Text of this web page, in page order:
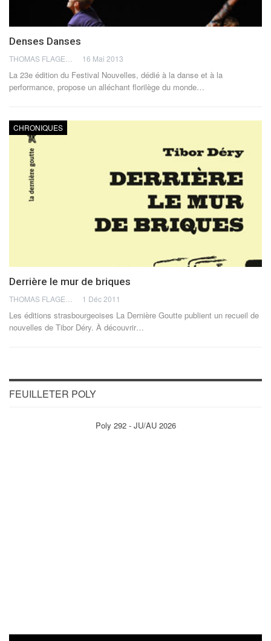
Denses Danses
16 Mai 2013
La 23e édition du Festival Nouvelles, dédié à la danse et à la
performance, propose un alléchant florilège du monde…
CHRONIQUES
Derrière le mur de briques
1 Déc 2011
Les éditions strasbourgeoises La Dernière Goutte publient un recueil de
nouvelles de Tibor Déry. À découvrir…
FEUILLETER POLY
Poly 292 - JU/AU 2026